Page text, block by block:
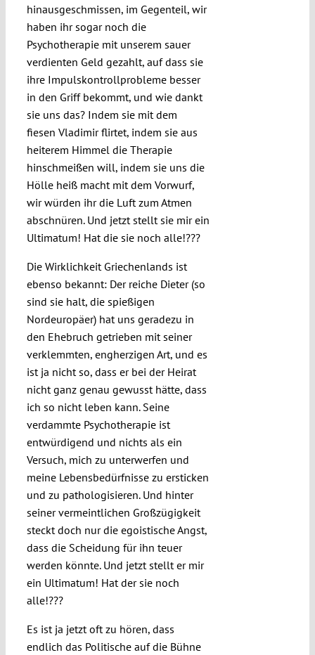
hinausgeschmissen, im Gegenteil, wir
haben ihr sogar noch die
Psychotherapie mit unserem sauer
verdienten Geld gezahlt, auf dass sie
ihre Impulskontrollprobleme besser
in den Griff bekommt, und wie dankt
sie uns das? Indem sie mit dem
fiesen Vladimir flirtet, indem sie aus
heiterem Himmel die Therapie
hinschmeißen will, indem sie uns die
Hölle heiß macht mit dem Vorwurf,
wir würden ihr die Luft zum Atmen
abschnüren. Und jetzt stellt sie mir ein
Ultimatum! Hat die sie noch alle!???
Die Wirklichkeit Griechenlands ist
ebenso bekannt: Der reiche Dieter (so
sind sie halt, die spießigen
Nordeuropäer) hat uns geradezu in
den Ehebruch getrieben mit seiner
verklemmten, engherzigen Art, und es
ist ja nicht so, dass er bei der Heirat
nicht ganz genau gewusst hätte, dass
ich so nicht leben kann. Seine
verdammte Psychotherapie ist
entwürdigend und nichts als ein
Versuch, mich zu unterwerfen und
meine Lebensbedürfnisse zu ersticken
und zu pathologisieren. Und hinter
seiner vermeintlichen Großzügigkeit
steckt doch nur die egoistische Angst,
dass die Scheidung für ihn teuer
werden könnte. Und jetzt stellt er mir
ein Ultimatum! Hat der sie noch
alle!???
Es ist ja jetzt oft zu hören, dass
endlich das Politische auf die Bühne